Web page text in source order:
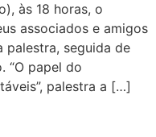
às 18 horas, o
associados e amigos
palestra, seguida de
“O papel do
palestra a […]